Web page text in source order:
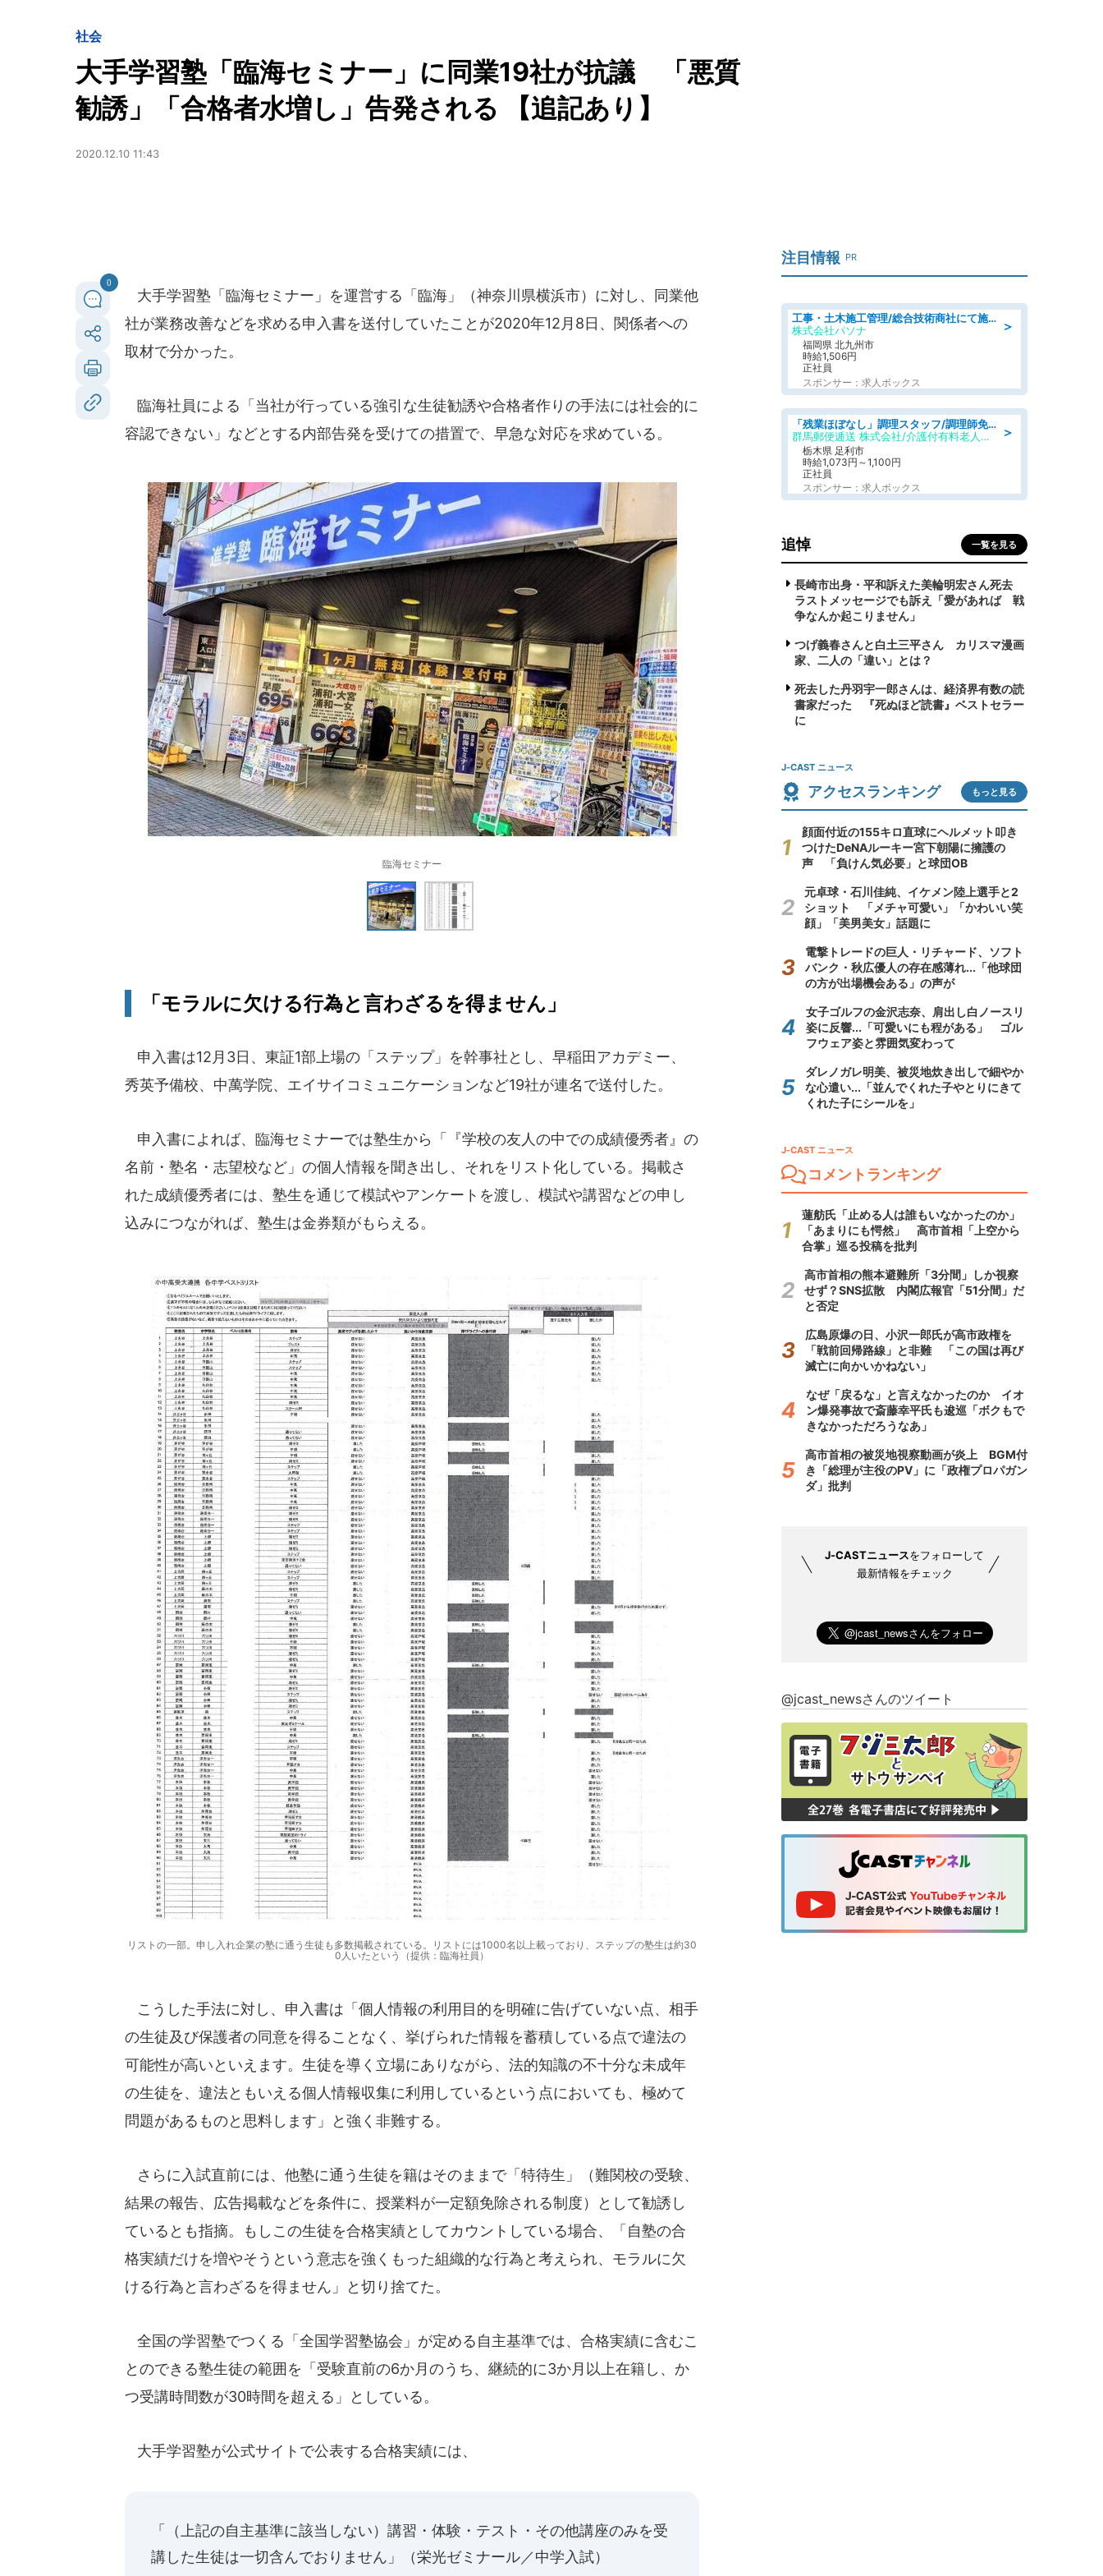
社会
大手学習塾「臨海セミナー」に同業19社が抗議 「悪質
勧誘」「合格者水増し」告発される 【追記あり】
2020.12.10 11:43
0
大手学習塾「臨海セミナー」を運営する「臨海」（神奈川県横浜市）に対し、同業他
社が業務改善などを求める申入書を送付していたことが2020年12月8日、関係者への
取材で分かった。
臨海社員による「当社が行っている強引な生徒勧誘や合格者作りの手法には社会的に
容認できない」などとする内部告発を受けての措置で、早急な対応を求めている。
臨海セミナー
「モラルに欠ける行為と言わざるを得ません」
申入書は12月3日、東証1部上場の「ステップ」を幹事社とし、早稲田アカデミー、
秀英予備校、中萬学院、エイサイコミュニケーションなど19社が連名で送付した。
申入書によれば、臨海セミナーでは塾生から「『学校の友人の中での成績優秀者』の
名前・塾名・志望校など」の個人情報を聞き出し、それをリスト化している。掲載さ
れた成績優秀者には、塾生を通じて模試やアンケートを渡し、模試や講習などの申し
込みにつながれば、塾生は金券類がもらえる。
リストの一部。申し入れ企業の塾に通う生徒も多数掲載されている。リストには1000名以上載っており、ステップの塾生は約30
0人いたという（提供：臨海社員）
こうした手法に対し、申入書は「個人情報の利用目的を明確に告げていない点、相手
の生徒及び保護者の同意を得ることなく、挙げられた情報を蓄積している点で違法の
可能性が高いといえます。生徒を導く立場にありながら、法的知識の不十分な未成年
の生徒を、違法ともいえる個人情報収集に利用しているという点においても、極めて
問題があるものと思料します」と強く非難する。
さらに入試直前には、他塾に通う生徒を籍はそのままで「特待生」（難関校の受験、
結果の報告、広告掲載などを条件に、授業料が一定額免除される制度）として勧誘し
ているとも指摘。もしこの生徒を合格実績としてカウントしている場合、「自塾の合
格実績だけを増やそうという意志を強くもった組織的な行為と考えられ、モラルに欠
ける行為と言わざるを得ません」と切り捨てた。
全国の学習塾でつくる「全国学習塾協会」が定める自主基準では、合格実績に含むこ
とのできる塾生徒の範囲を「受験直前の6か月のうち、継続的に3か月以上在籍し、か
つ受講時間数が30時間を超える」としている。
大手学習塾が公式サイトで公表する合格実績には、
「（上記の自主基準に該当しない）講習・体験・テスト・その他講座のみを受
講した生徒は一切含んでおりません」（栄光ゼミナール／中学入試）
注目情報 PR
＞
工事・土木施工管理/総合技術商社にて施工管理のお仕事/即日勤務可/車通勤可/工事・土木施工管理/生産・品質管理
株式会社パソナ
福岡県 北九州市
時給1,506円
正社員
スポンサー：求人ボックス
＞
「残業ほぼなし」調理スタッフ/調理師免許必須/正職員/日勤のみ/介護付き有料老人ホーム/社会保障完備
群馬郵便逓送 株式会社/介護付有料老人ホーム ふる里
栃木県 足利市
時給1,073円～1,100円
正社員
スポンサー：求人ボックス
追悼 一覧を見る
長崎市出身・平和訴えた美輪明宏さん死去
ラストメッセージでも訴え「愛があれば 戦
争なんか起こりません」
つげ義春さんと白土三平さん カリスマ漫画
家、二人の「違い」とは？
死去した丹羽宇一郎さんは、経済界有数の読
書家だった 『死ぬほど読書』ベストセラー
に
J-CAST ニュース
アクセスランキング もっと見る
顔面付近の155キロ直球にヘルメット叩き
つけたDeNAルーキー宮下朝陽に擁護の
声 「負けん気必要」と球団OB
元卓球・石川佳純、イケメン陸上選手と2
ショット 「メチャ可愛い」「かわいい笑
顔」「美男美女」話題に
電撃トレードの巨人・リチャード、ソフト
バンク・秋広優人の存在感薄れ...「他球団
の方が出場機会ある」の声が
女子ゴルフの金沢志奈、肩出し白ノースリ
姿に反響...「可愛いにも程がある」 ゴル
フウェア姿と雰囲気変わって
ダレノガレ明美、被災地炊き出しで細やか
な心遣い...「並んでくれた子やとりにきて
くれた子にシールを」
J-CAST ニュース
コメントランキング
蓮舫氏「止める人は誰もいなかったのか」
「あまりにも愕然」 高市首相「上空から
合掌」巡る投稿を批判
高市首相の熊本避難所「3分間」しか視察
せず？SNS拡散 内閣広報官「51分間」だ
と否定
広島原爆の日、小沢一郎氏が高市政権を
「戦前回帰路線」と非難 「この国は再び
滅亡に向かいかねない」
なぜ「戻るな」と言えなかったのか イオ
ン爆発事故で斎藤幸平氏も逡巡「ボクもで
きなかっただろうなあ」
高市首相の被災地視察動画が炎上 BGM付
き「総理が主役のPV」に「政権プロパガン
ダ」批判
J-CASTニュースをフォローして
最新情報をチェック
@jcast_newsさんのツイート